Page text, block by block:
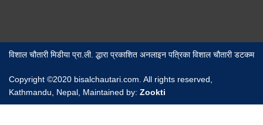
विशाल चौतारी मिडीया प्रा.ली. द्धारा प्रकाशित अनलाइन पत्रिका विशाल चौतारी डटकम
Copyright ©2020 bisalchautari.com. All rights reserved,
Kathmandu, Nepal, Maintained by: Zookti